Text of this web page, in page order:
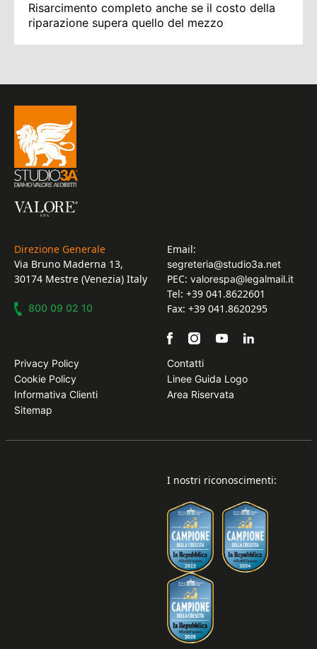
Risarcimento completo anche se il costo della
riparazione supera quello del mezzo
Direzione Generale
Via Bruno Maderna 13,
30174 Mestre (Venezia) Italy
800 09 02 10
Email:
segreteria@studio3a.net
PEC: valorespa@legalmail.it
Tel: +39 041.8622601
Fax: +39 041.8620295
Privacy Policy
Cookie Policy
Informativa Clienti
Sitemap
Contatti
Linee Guida Logo
Area Riservata
I nostri riconoscimenti: